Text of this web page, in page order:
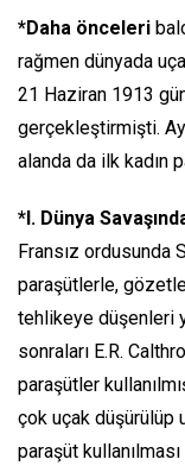
*Daha önceleri
rağmen dünyada
21 Haziran 1913
gerçekleştirmişti.
alanda da ilk kadın
*I. Dünya
Fransız ordusunda
paraşütlerle,
tehlikeye düşenleri
sonraları E.R.
paraşütler
çok uçak düşürülüp
paraşüt